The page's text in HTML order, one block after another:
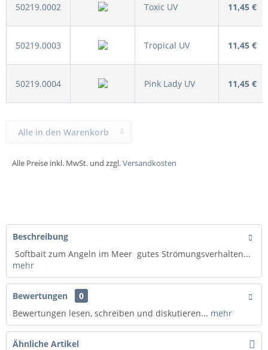
50219.0002 Toxic UV 11,45 €
50219.0003 Tropical UV 11,45 €
50219.0004 Pink Lady UV 11,45 €
Alle Preise inkl. MwSt. und zzgl.Versandkosten
Alle in den Warenkorb
Beschreibung
Softbait zum Angeln im Meer gutes Strömungsverhalten...
mehr
Bewertungen
0
Bewertungen lesen, schreiben und diskutieren... mehr
Ähnliche Artikel